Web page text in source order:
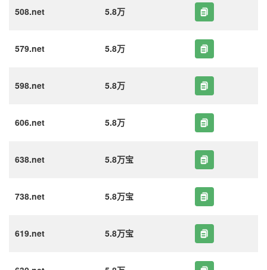
508.net 5.8万
579.net 5.8万
598.net 5.8万
606.net 5.8万
638.net 5.8万宝
738.net 5.8万宝
619.net 5.8万宝